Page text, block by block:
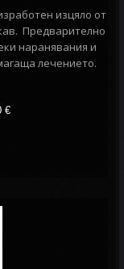
изцяло от
Предварително
наранявания и
лечението.
€